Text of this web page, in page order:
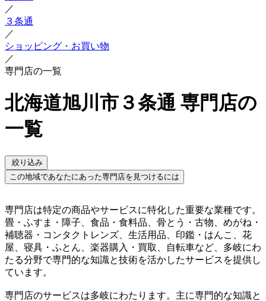
／
３条通
／
ショッピング・お買い物
／
専門店の一覧
北海道旭川市３条通 専門店の
一覧
絞り込み
この地域であなたにあった専門店を見つけるには
専門店は特定の商品やサービスに特化した重要な業種です。
畳・ふすま・障子、食品・食料品、骨とう・古物、めがね・
補聴器・コンタクトレンズ、生活用品、印鑑・はんこ、花
屋、寝具・ふとん、楽器購入・買取、自転車など、多岐にわ
たる分野で専門的な知識と技術を活かしたサービスを提供し
ています。
専門店のサービスは多岐にわたります。主に専門的な知識と